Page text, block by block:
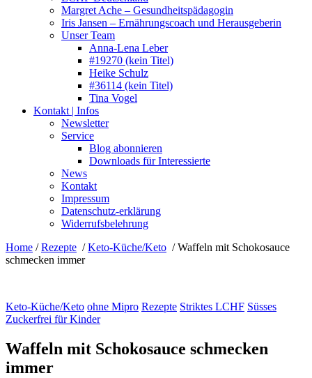
Margret Ache – Gesundheitspädagogin
Iris Jansen – Ernährungscoach und Herausgeberin
Unser Team
Anna-Lena Leber
#19270 (kein Titel)
Heike Schulz
#36114 (kein Titel)
Tina Vogel
Kontakt | Infos
Newsletter
Service
Blog abonnieren
Downloads für Interessierte
News
Kontakt
Impressum
Datenschutz-erklärung
Widerrufsbelehrung
Home /Rezepte /Keto-Küche/Keto /Waffeln mit Schokosauce
schmecken immer
Keto-Küche/Keto ohne Mipro Rezepte Striktes LCHF Süsses
Zuckerfrei für Kinder
Waffeln mit Schokosauce schmecken
immer